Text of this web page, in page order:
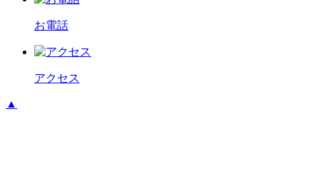
お電話
アクセス
▲